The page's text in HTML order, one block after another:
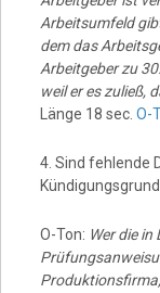
Arbeitsumfeld
dem das
Arbeitgeber zu
weil er es zuließ,
Länge 18 sec. O-
4. Sind fehlende
O-Ton: Wer die